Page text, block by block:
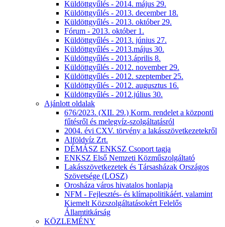
Küldöttgyűlés - 2014. május 29.
Küldöttgyűlés - 2013. december 18.
Küldöttgyűlés - 2013. október 29.
Fórum - 2013. október 1.
Küldöttgyűlés - 2013. június 27.
Küldöttgyűlés - 2013.május 30.
Küldöttgyűlés - 2013.április 8.
Küldöttgyűlés - 2012. november 29.
Küldöttgyűlés - 2012. szeptember 25.
Küldöttgyűlés - 2012. augusztus 16.
Küldöttgyűlés - 2012.július 30.
Ajánlott oldalak
676/2023. (XII. 29.) Korm. rendelet a központi
fűtésről és melegvíz-szolgáltatásról
2004. évi CXV. törvény a lakásszövetkezetekről
Alföldvíz Zrt.
DÉMÁSZ ENKSZ Csoport tagja
ENKSZ Első Nemzeti Közműszolgáltató
Lakásszövetkezetek és Társasházak Országos
Szövetsége (LOSZ)
Orosháza város hivatalos honlapja
NFM - Fejlesztés- és klímapolitikáért, valamint
Kiemelt Közszolgáltatásokért Felelős
Államtitkárság
KÖZLEMÉNY